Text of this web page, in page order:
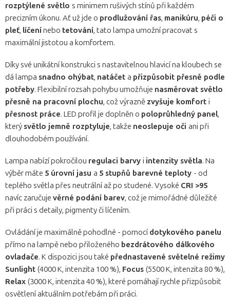
rozptýlené světlo s minimem rušivých stínů při každém
precizním úkonu. Ať už jde o prodlužování řas, manikúru, péči o
pleť, líčenínebo tetování, tato lampa umožní pracovat s
maximální jistotou a komfortem.
Díky své unikátní konstrukci s nastavitelnou hlavicí na kloubech se
dá lampa snadno ohýbat, natáčet a přizpůsobit přesně podle
potřeby. Flexibilní rozsah pohybu umožňuje nasměrovat světlo
přesně na pracovní plochu, což výrazně zvyšuje komfort i
přesnost práce. LED profil je doplněn o poloprůhledný panel,
který světlo jemně rozptyluje, takže neoslepuje oči ani při
dlouhodobém používání.
Lampa nabízí pokročilou regulaci barvy i intenzity světla. Na
výběr máte 5 úrovní jasu a 5 stupňů barevné teploty - od
teplého světla přes neutrální až po studené. Vysoké CRI >95
navíc zaručuje věrné podání barev, což je mimořádné důležité
při práci s detaily, pigmenty či líčením.
Ovládání je maximálně pohodlné - pomocí dotykového panelu
přímo na lampě nebo přiloženého bezdrátového dálkového
ovladače. K dispozici jsou také přednastavené světelné režimy
Sunlight (4000 K, intenzita 100 %), Focus (5500 K, intenzita 80 %),
Relax (3000 K, intenzita 40 %), které pomáhají rychle přizpůsobit
osvětlení aktuálním potřebám při práci.